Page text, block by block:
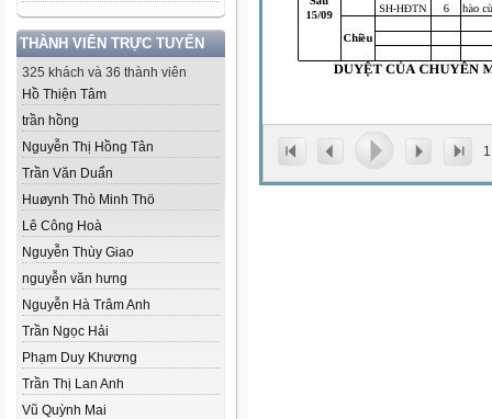
THÀNH VIÊN TRỰC TUYẾN
325 khách và 36 thành viên
Hồ Thiện Tâm
trần hồng
Nguyễn Thị Hồng Tân
Trần Văn Duẩn
Huøynh Thò Minh Thö
Lê Công Hoà
Nguyễn Thùy Giao
nguyễn văn hưng
Nguyễn Hà Trâm Anh
Trần Ngọc Hải
Phạm Duy Khương
Trần Thị Lan Anh
Vũ Quỳnh Mai
1